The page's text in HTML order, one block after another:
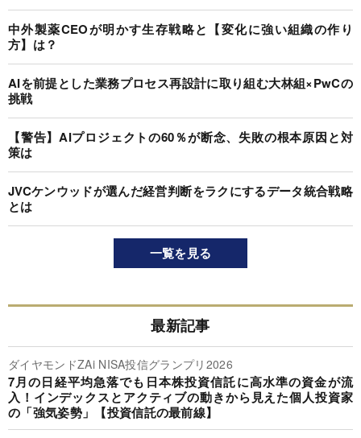
中外製薬CEOが明かす生存戦略と【変化に強い組織の作り
方】は？
AIを前提とした業務プロセス再設計に取り組む大林組×PwCの
挑戦
【警告】AIプロジェクトの60％が断念、失敗の根本原因と対
策は
JVCケンウッドが選んだ経営判断をラクにするデータ統合戦略
とは
一覧を見る
最新記事
ダイヤモンドZAi NISA投信グランプリ2026
7月の日経平均急落でも日本株投資信託に高水準の資金が流
入！インデックスとアクティブの動きから見えた個人投資家
の「強気姿勢」【投資信託の最前線】